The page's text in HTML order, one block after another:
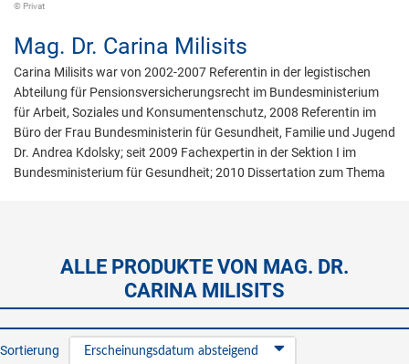
© Privat
Mag. Dr. Carina Milisits
Carina Milisits war von 2002-2007 Referentin in der legistischen
Abteilung für Pensionsversicherungsrecht im Bundesministerium
für Arbeit, Soziales und Konsumentenschutz, 2008 Referentin im
Büro der Frau Bundesministerin für Gesundheit, Familie und Jugend
Dr. Andrea Kdolsky; seit 2009 Fachexpertin in der Sektion I im
Bundesministerium für Gesundheit; 2010 Dissertation zum Thema
ALLE PRODUKTE VON MAG. DR.
CARINA MILISITS
Sortierung Erscheinungsdatum absteigend